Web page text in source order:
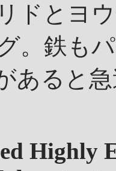
ドとヨ
。鉄も
あると
Highly